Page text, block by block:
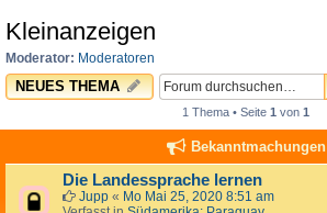
Kleinanzeigen
Moderator: Moderatoren
NEUES THEMA
1 Thema • Seite 1 von 1
Bekanntmachungen
Die Landessprache lernen
Jupp « Mo Mai 25, 2020 8:51 am